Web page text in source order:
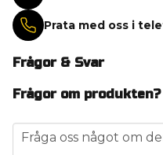
Prata med oss i
Frågor & Svar
Frågor om produkten?
question
Fråga oss något om